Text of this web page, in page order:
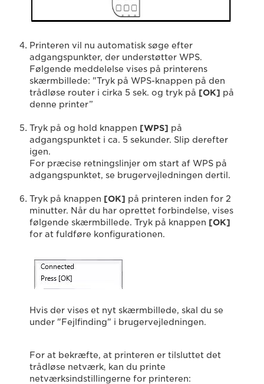
Printeren vil nu automatisk søge efter
adgangspunkter, der understøtter WPS.
Følgende meddelelse vises på printerens
skærmbillede: "Tryk på WPS-knappen på den
trådløse router i cirka 5 sek. og tryk på [OK] på
denne printer”
Tryk på og hold knappen [WPS] på
adgangspunktet i ca. 5 sekunder. Slip derefter
igen.
For præcise retningslinjer om start af WPS på
adgangspunktet, se brugervejledningen dertil.
Tryk på knappen [OK] på printeren inden for 2
minutter. Når du har oprettet forbindelse, vises
følgende skærmbillede. Tryk på knappen [OK]
for at fuldføre konfigurationen.
Hvis der vises et nyt skærmbillede, skal du se
under "Fejlfinding" i brugervejledningen.
For at bekræfte, at printeren er tilsluttet det
trådløse netværk, kan du printe
netværksindstillingerne for printeren: